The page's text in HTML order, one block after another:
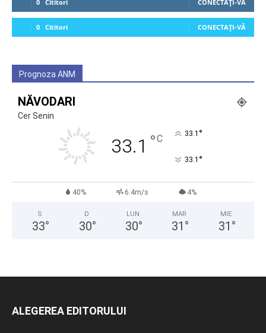
0 Cititori CONECTAȚI-VĂ
0 Cititori CONECTAȚI-VĂ
Prognoza ANM
NĂVODARI
Cer Senin
33.1 °C 33.1 °
33.1 °
40% 6.4m/s 4%
S
33°
D
30°
LUN
30°
MAR
31 °
MIE
31 °
ALEGEREA EDITORULUI